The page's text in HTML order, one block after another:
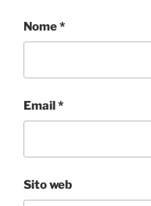
Nome*
Email*
Sito web